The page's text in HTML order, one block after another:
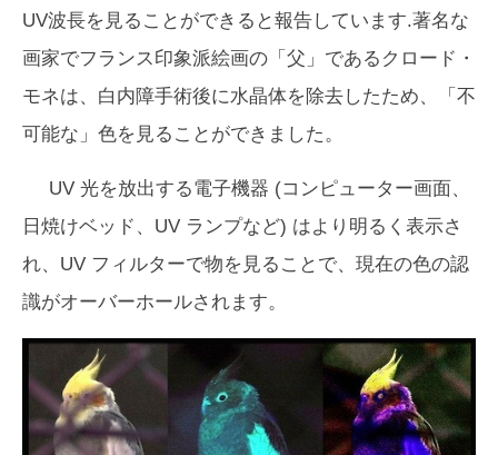
UV波長を見ることができると報告しています.著名な
画家でフランス印象派絵画の「父」であるクロード・
モネは、白内障手術後に水晶体を除去したため、「不
可能な」色を見ることができました。
UV 光を放出する電子機器 (コンピューター画面、
日焼けベッド、UV ランプなど) はより明るく表示さ
れ、UV フィルターで物を見ることで、現在の色の認
識がオーバーホールされます。